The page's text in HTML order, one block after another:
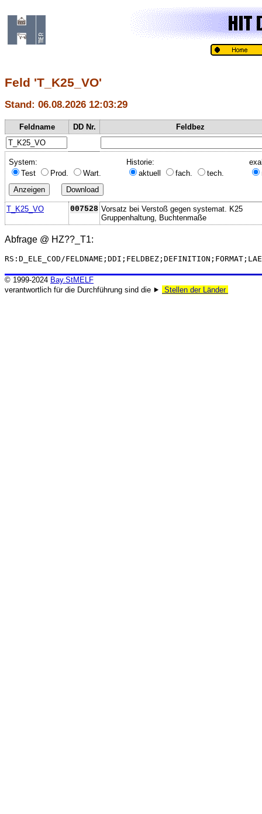
Feld 'T_K25_VO'
Stand: 06.08.2026 12:03:29
Feldname DD Nr. Feldbez
System:
Test
Prod. Wart.
Historie:
aktuell
fach. tech.
T_K25_VO 007528 Vorsatz bei Verstoß gegen systemat. K25
Gruppenhaltung, Buchtenmaße
Abfrage @ HZ??_T1:
RS:D_ELE_COD/
© 1999-2024 Bay.StMELF
verantwortlich für die Durchführung sind die ⯈
Stellen der Länder